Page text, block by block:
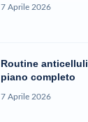
7 Aprile 2026
Routine
piano completo
7 Aprile 2026